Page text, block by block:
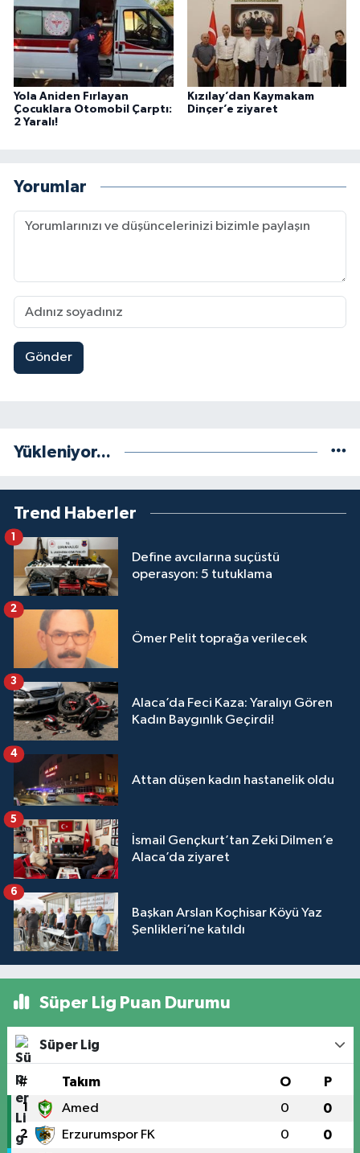
Yola Aniden Fırlayan
Çocuklara Otomobil Çarptı:
2 Yaralı!
Kızılay’dan Kaymakam
Dinçer’e ziyaret
Yorumlar
Gönder
Yükleniyor...
Trend Haberler
Define avcılarına suçüstü
operasyon: 5 tutuklama
1
Ömer Pelit toprağa verilecek
2
Alaca’da Feci Kaza: Yaralıyı Gören
Kadın Baygınlık Geçirdi!
3
Attan düşen kadın hastanelik oldu
4
İsmail Gençkurt’tan Zeki Dilmen’e
Alaca’da ziyaret
5
Başkan Arslan Koçhisar Köyü Yaz
Şenlikleri’ne katıldı
6
Süper Lig Puan Durumu
Süper Lig
# Takım O P
1 Amed 0 0
2 Erzurumspor FK 0 0